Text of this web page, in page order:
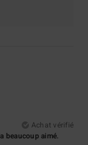
Achat vérifié
beaucoup aimé.